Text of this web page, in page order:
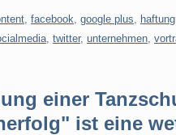
facebook google plus haftung
twitter, unternehmen
einer
ist eine